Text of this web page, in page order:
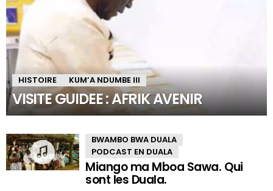
HISTOIRE KUM’A NDUMBE III
VISITE GUIDEE : AFRIK AVENIR
BWAMBO BWA DUALA
PODCAST EN DUALA
Miango ma Mboa Sawa. Qui
sont les Duala.